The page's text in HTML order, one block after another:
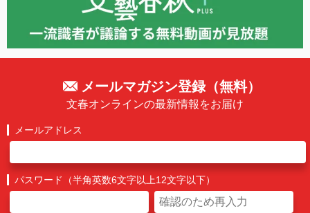
メールマガジン登録（無料）
文春オンラインの最新情報をお届け
メールアドレス
パスワード（半角英数6文字以上12文字以下）